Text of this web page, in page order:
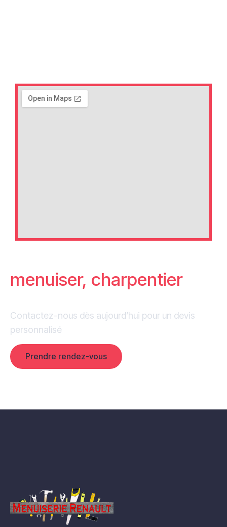
menuiser, charpentier
Contactez-nous dès aujourd’hui pour un devis
personnalisé
Prendre rendez-vous